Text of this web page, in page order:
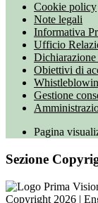
Cookie policy
Note legali
Informativa
Ufficio
Obiettivi di
Gestione
Pagina
Sezione
Copyright 2026 |